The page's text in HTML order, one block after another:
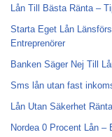
Lån Till Bästa Ränta –
Starta Eget Lån
Entreprenörer
Banken Säger Nej Till
Sms lån utan fast
Lån Utan Säkerhet
Nordea 0 Procent Lån –